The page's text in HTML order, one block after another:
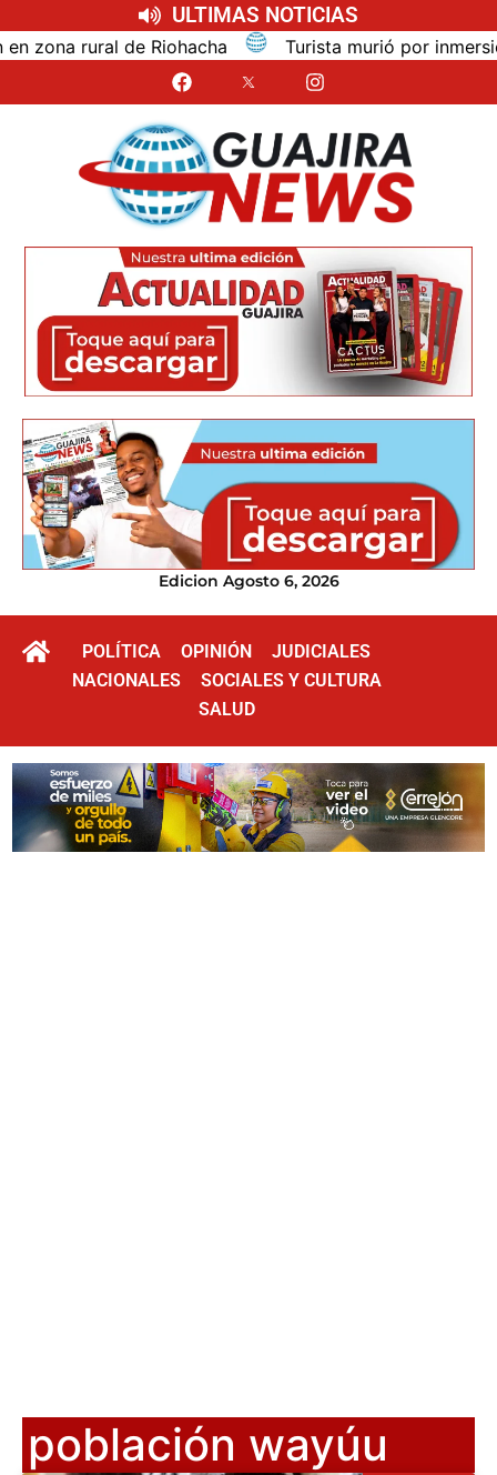
ULTIMAS NOTICIAS
rural de Riohacha Turista murió por inmersión
Edicion Agosto 6, 2026
POLÍTICA OPINIÓN
JUDICIALES
NACIONALES
SOCIALES Y CULTURA
SALUD
población wayúu